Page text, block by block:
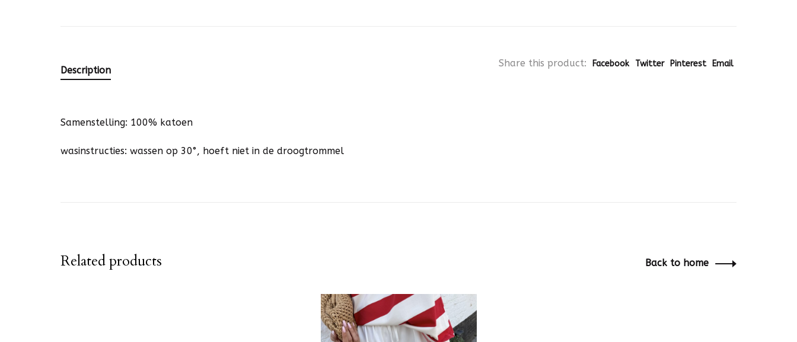
Share this product: Facebook Twitter Pinterest Email
Description
Samenstelling: 100% katoen
wasinstructies: wassen op 30°, hoeft niet in de droogtrommel
Related products Back to home